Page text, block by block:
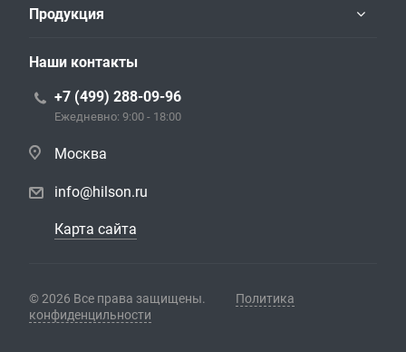
Продукция
Наши контакты
+7 (499) 288-09-96
Ежедневно: 9:00 - 18:00
Москва
info@hilson.ru
Карта сайта
© 2026 Все права защищены.
Политика
конфиденцильности